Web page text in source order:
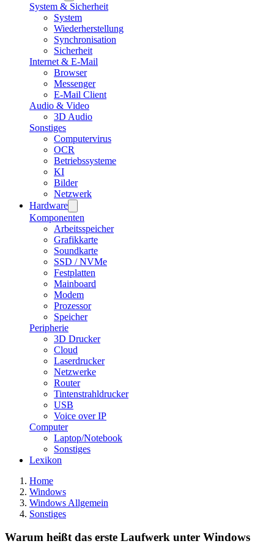
System & Sicherheit
System
Wiederherstellung
Synchronisation
Sicherheit
Internet & E-Mail
Browser
Messenger
E-Mail Client
Audio & Video
3D Audio
Sonstiges
Computervirus
OCR
Betriebssysteme
KI
Bilder
Netzwerk
Hardware
Komponenten
Arbeitsspeicher
Grafikkarte
Soundkarte
SSD / NVMe
Festplatten
Mainboard
Modem
Prozessor
Speicher
Peripherie
3D Drucker
Cloud
Laserdrucker
Netzwerke
Router
Tintenstrahldrucker
USB
Voice over IP
Computer
Laptop/Notebook
Sonstiges
Lexikon
Home
Windows
Windows Allgemein
Sonstiges
Warum heißt das erste Laufwerk unter Windows